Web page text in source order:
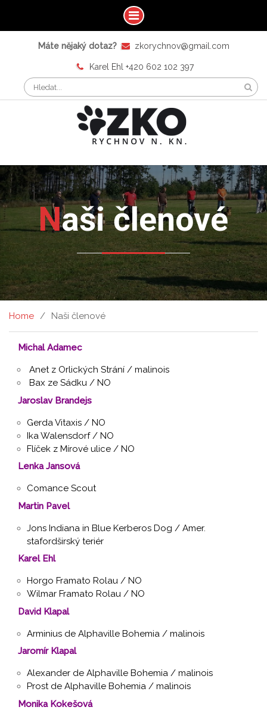
Máte nějaký dotaz? zkorychnov@gmail.com
Karel Ehl +420 602 102 397
Naši členové
Home Naši členové
Michal Adamec
Anet z Orlických Strání / malinois
Bax ze Sádku / NO
Jaroslav Brandejs
Gerda Vitaxis / NO
Ika Walensdorf / NO
Flíček z Mírové ulice / NO
Lenka Jansová
Comance Scout
Martin Pavel
Jons Indiana in Blue Kerberos Dog / Amer.
stafordširský teriér
Karel Ehl
Horgo Framato Rolau / NO
Wilmar Framato Rolau / NO
David Klapal
Arminius de Alphaville Bohemia / malinois
Jaromír Klapal
Alexander de Alphaville Bohemia / malinois
Prost de Alphaville Bohemia / malinois
Monika Kokešová